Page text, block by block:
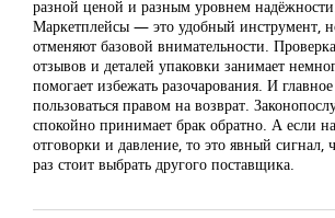
разной ценой и разным уровнем
Маркетплейсы — это удобный инструмент,
отменяют базовой внимательности.
отзывов и деталей упаковки занимает
помогает избежать разочарования. И
пользоваться правом на возврат.
спокойно принимает брак обратно. А если
отговорки и давление, то это явный
раз стоит выбрать другого поставщика.